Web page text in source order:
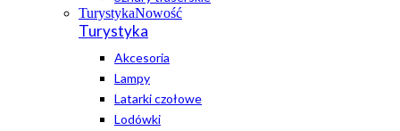
TurystykaNowość
Turystyka
Akcesoria
Lampy
Latarki czołowe
Lodówki